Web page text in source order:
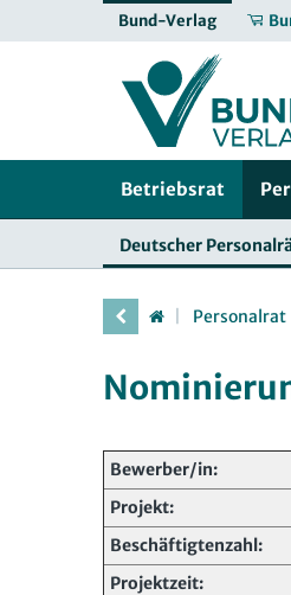
Bund-Verlag
Betriebsrat
Deutscher
Personalrat
Bewerber/in:
Projekt:
Beschäftigtenzahl:
Projektzeit: